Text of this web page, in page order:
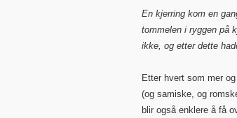
En kjerring kom en
tommelen i ryggen på
ikke, og etter dette
Etter hvert som mer
(og samiske, og
blir også enklere å få